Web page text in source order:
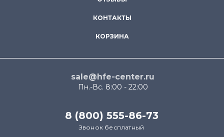
КОНТАКТЫ
КОРЗИНА
sale@hfe-center.ru
Пн.-Вс. 8:00 - 22:00
8 (800) 555-86-73
Звонок бесплатный